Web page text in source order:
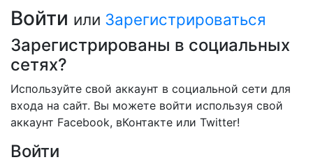
Войти или Зарегистрироваться
Зарегистрированы в социальных
сетях?
Используйте свой аккаунт в социальной сети для
входа на сайт. Вы можете войти используя свой
аккаунт Facebook, вКонтакте или Twitter!
Войти